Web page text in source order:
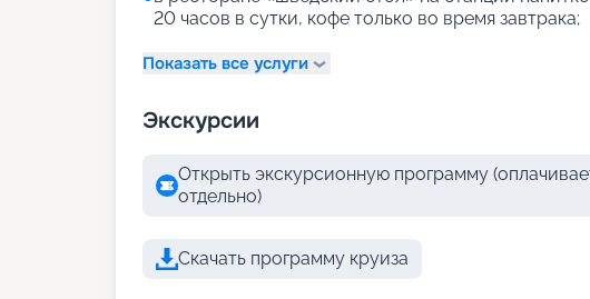
20 часов в сутки, кофе только во время завтрака;
Показать все услуги
Экскурсии
Открыть экскурсионную программу
отдельно)
Скачать программу круиза